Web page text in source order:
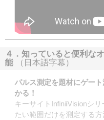
４．知っていると便利な
能 （日本語字幕）
パルス測定を題材にゲー
かる！
キーサイトInfiniiVisionシ
たい範囲だけを測定する